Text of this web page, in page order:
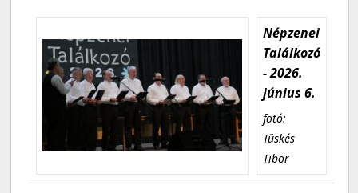
Népzenei
Találkozó
- 2026.
június 6.
fotó:
Tüskés
Tibor